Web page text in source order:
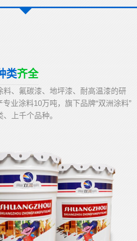
类齐全
料、氟碳漆、地坪漆、耐高温漆的研
业涂料10万吨，旗下品牌“双洲涂料”
上千个品种。